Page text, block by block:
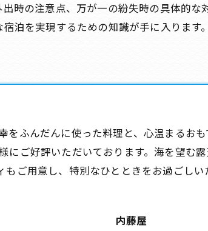
時の注意点、万が一の紛失時の具体的な
泊を実現するための知識が手に入ります。
をふんだんに使った料理と、心温まるお
にご好評いただいております。海を望む
ご用意し、特別なひとときをお過ごし
内藤屋